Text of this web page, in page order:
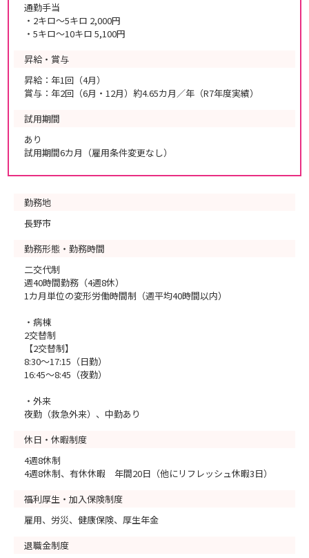
通勤手当
・2キロ～5キロ 2,000円
・5キロ～10キロ 5,100円
昇給・賞与
昇給：年1回（4月）
賞与：年2回（6月・12月）約4.65カ月／年（R7年度実績）
試用期間
あり
試用期間6カ月（雇用条件変更なし）
勤務地
長野市
勤務形態・勤務時間
二交代制
週40時間勤務（4週8休）
1カ月単位の変形労働時間制（週平均40時間以内）
・病棟
2交替制
【2交替制】
8:30～17:15（日勤）
16:45～8:45（夜勤）
・外来
夜勤（救急外来）、中勤あり
休日・休暇制度
4週8休制
4週8休制、有休休暇 年間20日（他にリフレッシュ休暇3日）
福利厚生・加入保険制度
雇用、労災、健康保険、厚生年金
退職金制度